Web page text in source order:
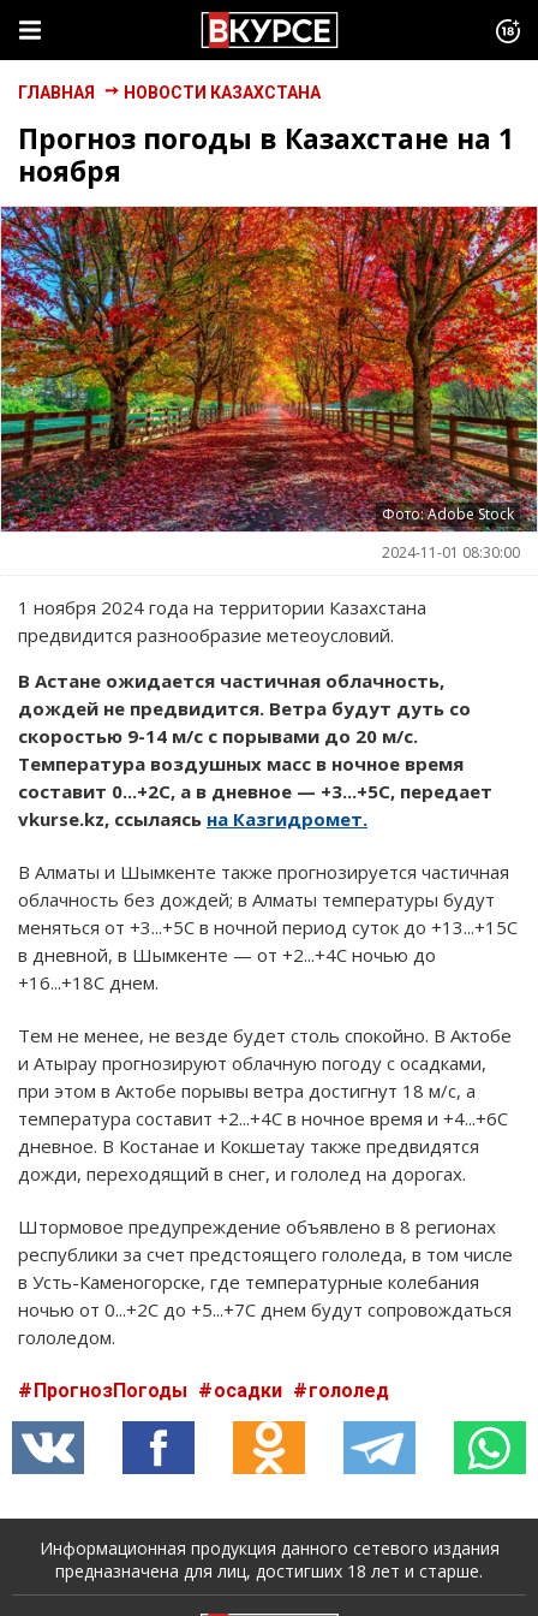
ГЛАВНАЯ НОВОСТИ КАЗАХСТАНА
Прогноз погоды в Казахстане на 1
ноября
Фото: Adobe Stock
2024-11-01 08:30:00
1 ноября 2024 года на территории Казахстана
предвидится разнообразие метеоусловий.
В Астане ожидается частичная облачность,
дождей не предвидится. Ветра будут дуть со
скоростью 9-14 м/с с порывами до 20 м/с.
Температура воздушных масс в ночное время
составит 0...+2C, а в дневное — +3...+5C, передает
vkurse.kz, ссылаясь на Казгидромет.
В Алматы и Шымкенте также прогнозируется частичная
облачность без дождей; в Алматы температуры будут
меняться от +3...+5C в ночной период суток до +13...+15C
в дневной, в Шымкенте — от +2...+4C ночью до
+16...+18C днем.
Тем не менее, не везде будет столь спокойно. В Актобе
и Атырау прогнозируют облачную погоду с осадками,
при этом в Актобе порывы ветра достигнут 18 м/с, а
температура составит +2...+4C в ночное время и +4...+6C
дневное. В Костанае и Кокшетау также предвидятся
дожди, переходящий в снег, и гололед на дорогах.
Штормовое предупреждение объявлено в 8 регионах
республики за счет предстоящего гололеда, в том числе
в Усть-Каменогорске, где температурные колебания
ночью от 0...+2C до +5...+7C днем будут сопровождаться
гололедом.
ПрогнозПогоды осадки гололед
Информационная продукция данного сетевого издания
предназначена для лиц, достигших 18 лет и старше.